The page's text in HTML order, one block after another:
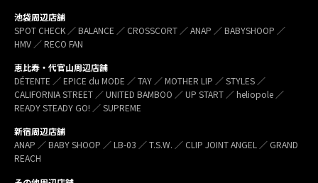
池袋周辺店舗
SPOT CHECK ／ BALANCE ／ CROSSCORT ／ ANAP ／ BABYSHOOP ／
HMV ／ RECO FAN
恵比寿・代官山周辺店舗
DÉTENTE ／ EPICE du MODE ／ TAY ／ MOTHER LIP ／ STYLES ／
CALIFORNIA STREET ／ UNITED BAMBOO ／ UP START ／ heliopole ／
READY STEADY GO! ／ SUPREME
新宿周辺店舗
ANAP ／ BABY SHOOP ／ LB-03 ／ T.S.W. ／ CLIP JOINT ANGEL ／ GRAND
REACH